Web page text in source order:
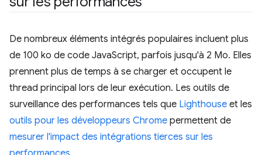
De nombreux éléments intégrés populaires incluent plus
de 100 ko de code JavaScript, parfois jusqu'à 2 Mo. Elles
prennent plus de temps à se charger et occupent le
thread principal lors de leur exécution. Les outils de
surveillance des performances tels que Lighthouse et les
outils pour les développeurs Chrome permettent de
mesurer l'impact des intégrations tierces sur les